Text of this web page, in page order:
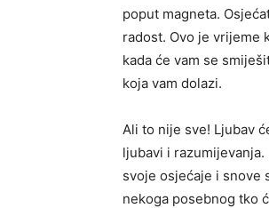
poput magneta.
radost. Ovo je vrijeme
kada će vam se
koja vam dolazi.
Ali to nije sve! Ljubav
ljubavi i
svoje osjećaje i snove
nekoga posebnog tko